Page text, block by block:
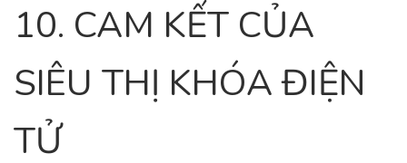
10. CAM KẾT CỦA
SIÊU THỊ KHÓA ĐIỆN
TỬ